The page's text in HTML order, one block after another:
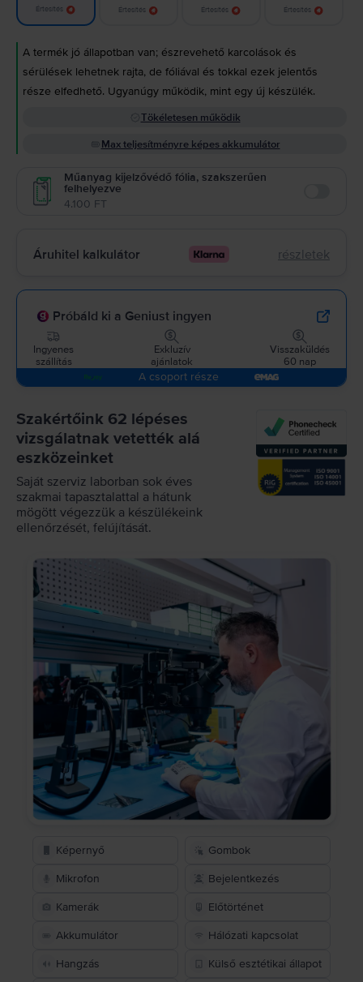
Értesítés Értesítés Értesítés Értesítés
A termék jó állapotban van; észrevehető karcolások és
sérülések lehetnek rajta, de fóliával és tokkal ezek jelentős
része elfedhető. Ugyanúgy működik, mint egy új készülék.
Tökéletesen működik
Max teljesítményre képes akkumulátor
Műanyag kijelzővédő fólia, szakszerűen
felhelyezve
4.100 FT
Áruhitel kalkulátor részletek
Próbáld ki a Geniust ingyen
Ingyenes
szállítás
Exkluzív
ajánlatok
Visszaküldés
60 nap
A csoport része
Szakértőink 62 lépéses
vizsgálatnak vetették alá
eszközeinket
Saját szerviz laborban sok éves
szakmai tapasztalattal a hátunk
mögött végezzük a készülékeink
ellenőrzését, felújítását.
Képernyő Gombok
Mikrofon Bejelentkezés
Kamerák Előtörténet
Akkumulátor Hálózati kapcsolat
Hangzás
Külső esztétikai állapot